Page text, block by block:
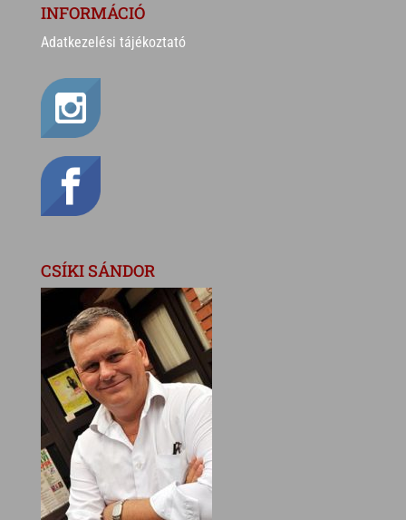
INFORMÁCIÓ
Adatkezelési tájékoztató
CSÍKI SÁNDOR